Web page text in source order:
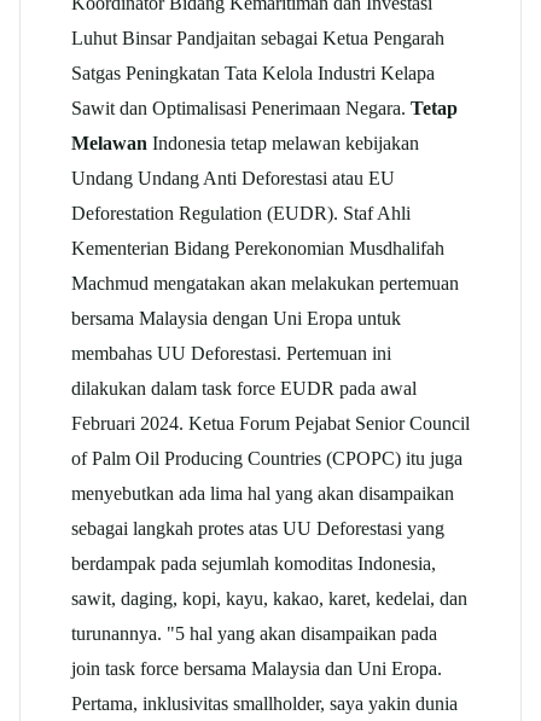
Luhut Binsar Pandjaitan sebagai Ketua Pengarah
Satgas Peningkatan Tata Kelola Industri Kelapa
Sawit dan Optimalisasi Penerimaan Negara. Tetap
Melawan Indonesia tetap melawan kebijakan
Undang Undang Anti Deforestasi atau EU
Deforestation Regulation (EUDR). Staf Ahli
Kementerian Bidang Perekonomian Musdhalifah
Machmud mengatakan akan melakukan pertemuan
bersama Malaysia dengan Uni Eropa untuk
membahas UU Deforestasi. Pertemuan ini
dilakukan dalam task force EUDR pada awal
Februari 2024. Ketua Forum Pejabat Senior Council
of Palm Oil Producing Countries (CPOPC) itu juga
menyebutkan ada lima hal yang akan disampaikan
sebagai langkah protes atas UU Deforestasi yang
berdampak pada sejumlah komoditas Indonesia,
sawit, daging, kopi, kayu, kakao, karet, kedelai, dan
turunannya. "5 hal yang akan disampaikan pada
join task force bersama Malaysia dan Uni Eropa.
Pertama, inklusivitas smallholder, saya yakin dunia